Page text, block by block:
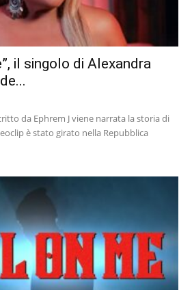
il singolo di Alexandra
da Ephrem J viene narrata la storia di
è stato girato nella Repubblica